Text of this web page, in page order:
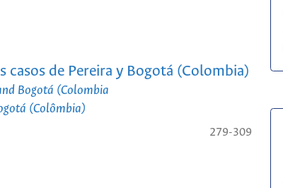
casos de Pereira y Bogotá (Colombia)
Bogotá (Colombia
(Colômbia)
279-309